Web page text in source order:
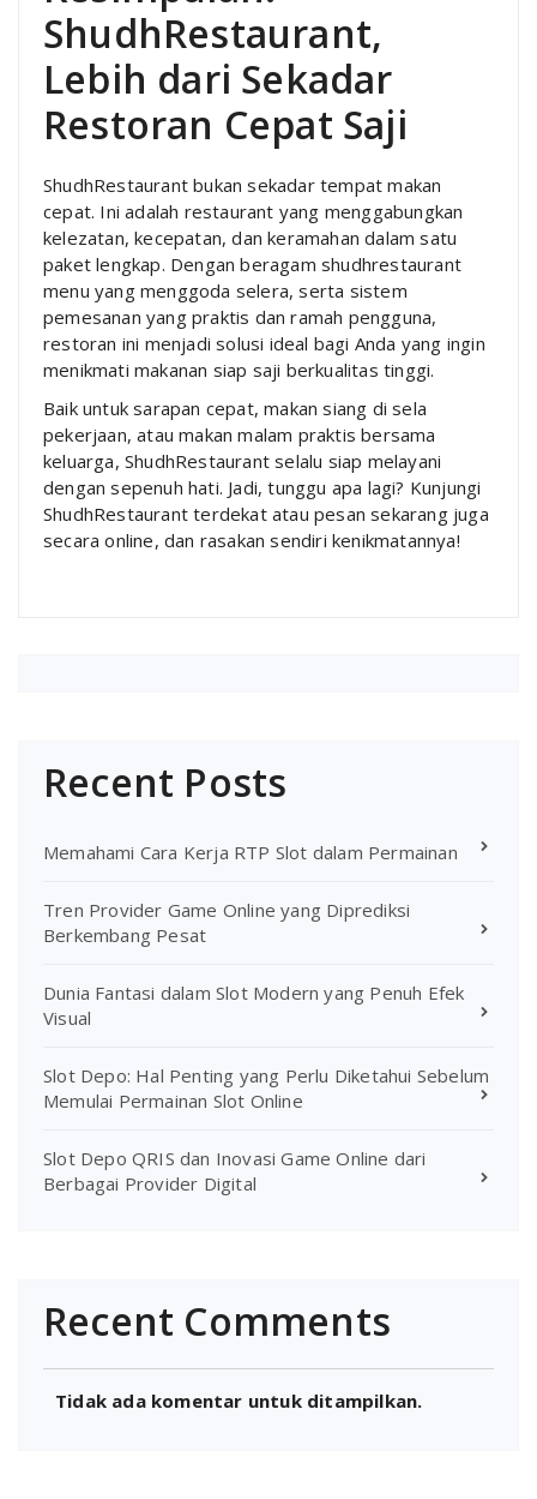
ShudhRestaurant,
Lebih dari Sekadar
Restoran Cepat Saji
ShudhRestaurant bukan sekadar tempat makan
cepat. Ini adalah restaurant yang menggabungkan
kelezatan, kecepatan, dan keramahan dalam satu
paket lengkap. Dengan beragam shudhrestaurant
menu yang menggoda selera, serta sistem
pemesanan yang praktis dan ramah pengguna,
restoran ini menjadi solusi ideal bagi Anda yang ingin
menikmati makanan siap saji berkualitas tinggi.
Baik untuk sarapan cepat, makan siang di sela
pekerjaan, atau makan malam praktis bersama
keluarga, ShudhRestaurant selalu siap melayani
dengan sepenuh hati. Jadi, tunggu apa lagi? Kunjungi
ShudhRestaurant terdekat atau pesan sekarang juga
secara online, dan rasakan sendiri kenikmatannya!
Recent Posts
Memahami Cara Kerja RTP Slot dalam Permainan
Tren Provider Game Online yang Diprediksi
Berkembang Pesat
Dunia Fantasi dalam Slot Modern yang Penuh Efek
Visual
Slot Depo: Hal Penting yang Perlu Diketahui Sebelum
Memulai Permainan Slot Online
Slot Depo QRIS dan Inovasi Game Online dari
Berbagai Provider Digital
Recent Comments
Tidak ada komentar untuk ditampilkan.